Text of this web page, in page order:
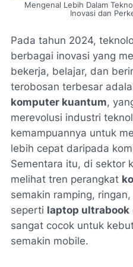
Mengenal Lebih Dalam
Inovasi dan
Pada tahun 2024,
berbagai inovasi yang
bekerja, belajar, dan
terobosan terbesar
komputer kuantum,
merevolusi industri
kemampuannya untuk
lebih cepat daripada
Sementara itu, di sektor
melihat tren perangkat
semakin ramping,
seperti laptop ultrabook
sangat cocok untuk
semakin mobile.